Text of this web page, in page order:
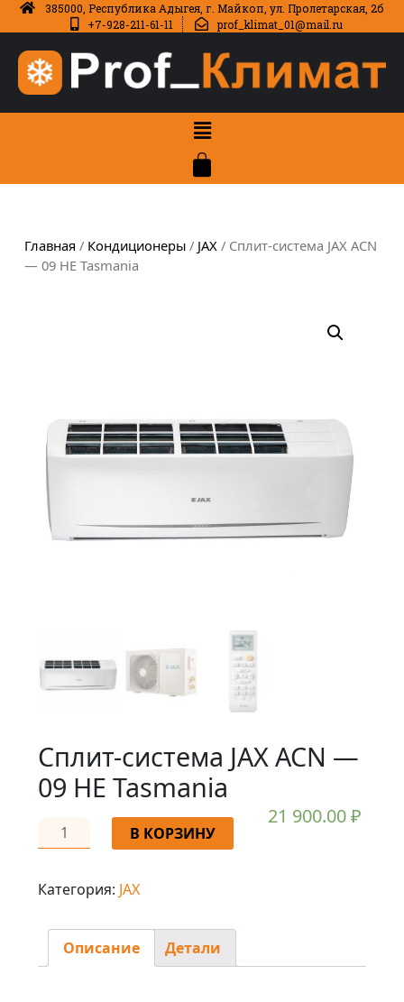
385000, Республика Адыгея, г. Майкоп, ул. Пролетарская, 2б
+7-928-211-61-11
prof_klimat_01@mail.ru
Главная / Кондиционеры / JAX / Сплит-система JAX ACN
— 09 HE Tasmania
Сплит-система JAX ACN —
09 HE Tasmania
21 900.00₽
В КОРЗИНУ
Категория: JAX
Описание Детали